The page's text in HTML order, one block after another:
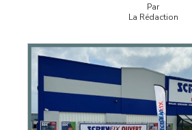
Par
La Rédaction